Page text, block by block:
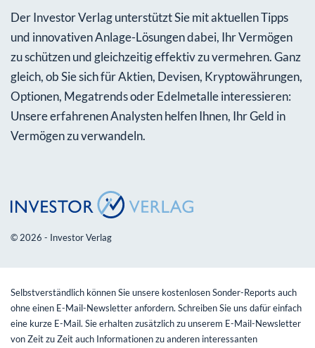
Der Investor Verlag unterstützt Sie mit aktuellen Tipps
und innovativen Anlage-Lösungen dabei, Ihr Vermögen
zu schützen und gleichzeitig effektiv zu vermehren. Ganz
gleich, ob Sie sich für Aktien, Devisen, Kryptowährungen,
Optionen, Megatrends oder Edelmetalle interessieren:
Unsere erfahrenen Analysten helfen Ihnen, Ihr Geld in
Vermögen zu verwandeln.
© 2026 - Investor Verlag
Selbstverständlich können Sie unsere kostenlosen Sonder-Reports auch
ohne einen E-Mail-Newsletter anfordern. Schreiben Sie uns dafür einfach
eine kurze E-Mail. Sie erhalten zusätzlich zu unserem E-Mail-Newsletter
von Zeit zu Zeit auch Informationen zu anderen interessanten